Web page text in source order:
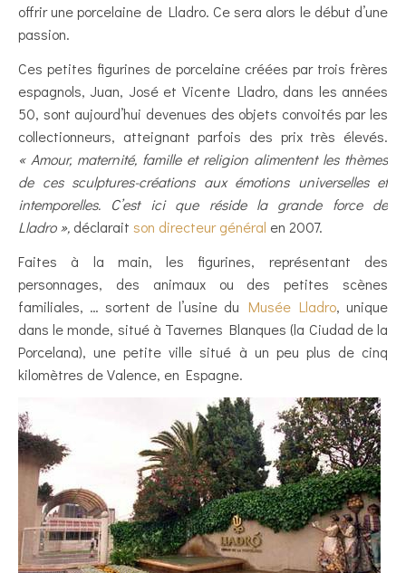
offrir une porcelaine de Lladro. Ce sera alors le début d’une
passion.
Ces petites figurines de porcelaine créées par trois frères
espagnols, Juan, José et Vicente Lladro, dans les années
50, sont aujourd’hui devenues des objets convoités par les
collectionneurs, atteignant parfois des prix très élevés.
« Amour, maternité, famille et religion alimentent les thèmes
de ces sculptures-créations aux émotions universelles et
intemporelles. C’est ici que réside la grande force de
Lladro », déclarait son directeur général en 2007.
Faites à la main, les figurines, représentant des
personnages, des animaux ou des petites scènes
familiales, … sortent de l’usine du Musée Lladro, unique
dans le monde, situé à Tavernes Blanques (la Ciudad de la
Porcelana), une petite ville situé à un peu plus de cinq
kilomètres de Valence, en Espagne.